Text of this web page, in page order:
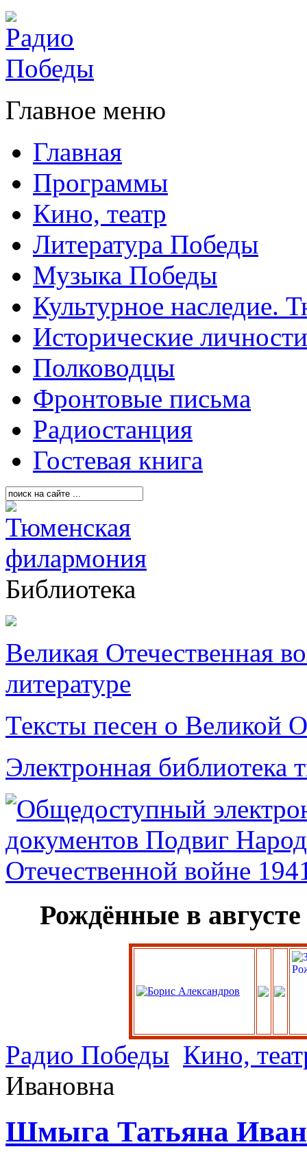
Главное меню
Главная
Программы
Кино, театр
Литература Победы
Музыка Победы
Культурное наследие.
Исторические личности
Полководцы
Фронтовые письма
Радиостанция
Гостевая книга
Библиотека
Великая Отечественная
литературе
Тексты песен о Великой
Электронная библиотека
Рождённые в августе
Радио Победы Кино,
Ивановна
Шмыга Татьяна